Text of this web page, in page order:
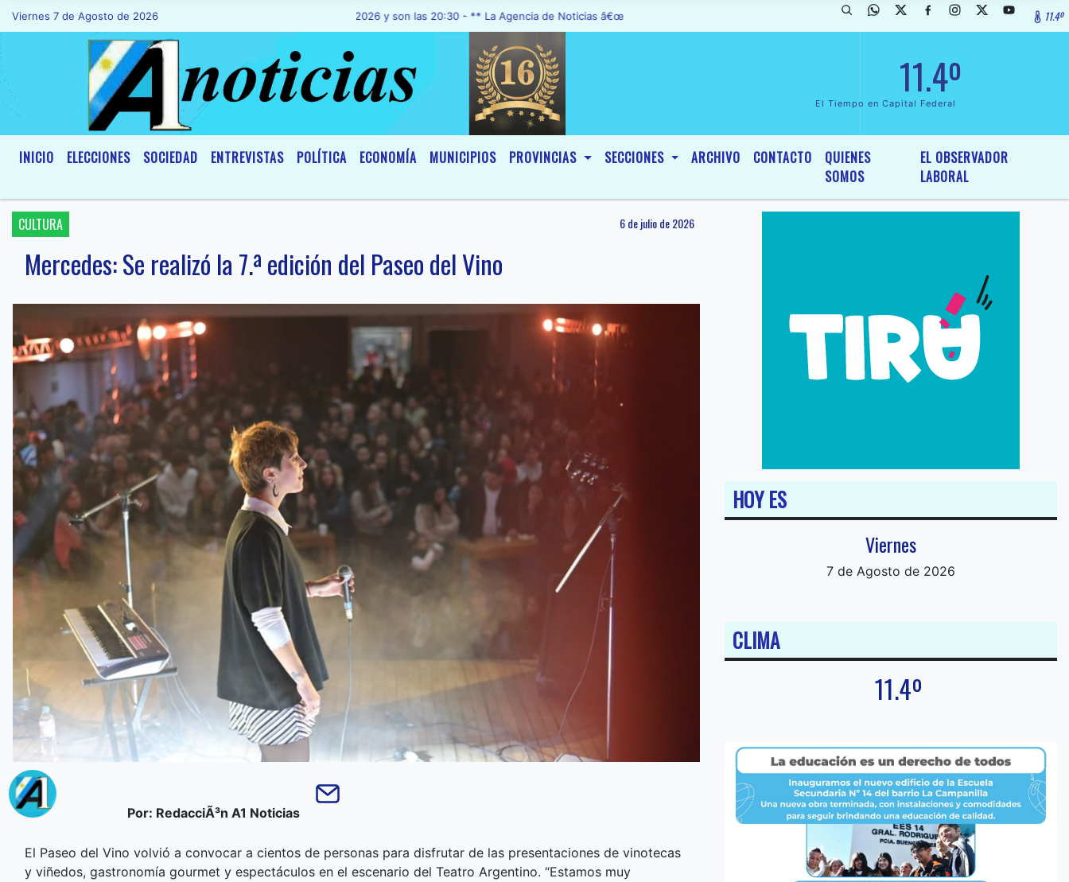
Viernes 7 de Agosto de 2026Hoy es Viernes 7 de Agosto de 2026 y son las 20:30 - ** La Agencia de Noticias â€œA1 Noticiasâ€, fue declarada de InterÃ©s General y Legislativo, por Ordenanza NÂº 6236/19 del11.4º
11.4º
El Tiempo en Capital Federal
INICIO ELECCIONES SOCIEDAD ENTREVISTAS POLÍTICA ECONOMÍA MUNICIPIOS PROVINCIAS SECCIONES ARCHIVO CONTACTO
QUIENES
SOMOS
EL OBSERVADOR
LABORAL
CULTURA 6 de julio de 2026
Mercedes: Se realizó la 7.ª edición del Paseo del Vino
Por: RedacciÃ³n A1 Noticias
El Paseo del Vino volvió a convocar a cientos de personas para disfrutar de las presentaciones de vinotecas
y viñedos, gastronomía gourmet y espectáculos en el escenario del Teatro Argentino. “Estamos muy
HOY ES
Viernes
7 de Agosto de 2026
CLIMA
11.4º